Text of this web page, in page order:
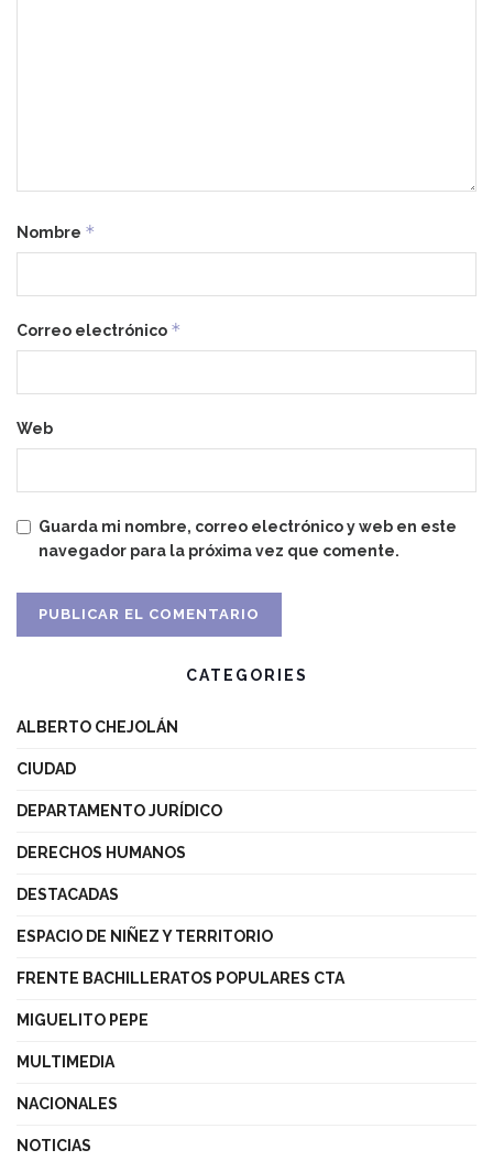
Nombre *
Correo electrónico *
Web
Guarda mi nombre, correo electrónico y web en este
navegador para la próxima vez que comente.
CATEGORIES
ALBERTO CHEJOLÁN
CIUDAD
DEPARTAMENTO JURÍDICO
DERECHOS HUMANOS
DESTACADAS
ESPACIO DE NIÑEZ Y TERRITORIO
FRENTE BACHILLERATOS POPULARES CTA
MIGUELITO PEPE
MULTIMEDIA
NACIONALES
NOTICIAS